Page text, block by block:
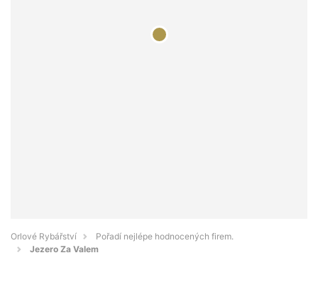
Orlové Rybářství
Pořadí nejlépe hodnocených firem.
Jezero Za Valem